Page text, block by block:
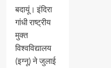
बदायूं। इंदिरा
गांधी राष्ट्रीय
मुक्त
विश्वविद्यालय
(इग्नू) ने जुलाई